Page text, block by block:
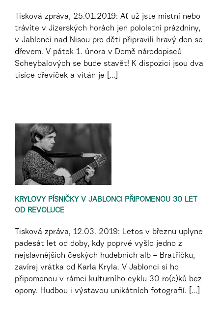
Tisková zpráva, 25.01.2019: Ať už jste místní nebo
trávíte v Jizerských horách jen pololetní prázdniny,
v Jablonci nad Nisou pro děti připravili hravý den se
dřevem. V pátek 1. února v Domě národopisců
Scheybalových se bude stavět! K dispozici jsou dva
tisíce dřevíček a vítán je [...]
KRYLOVY PÍSNIČKY V JABLONCI PŘIPOMENOU 30 LET
OD REVOLUCE
Tisková zpráva, 12.03. 2019: Letos v březnu uplyne
padesát let od doby, kdy poprvé vyšlo jedno z
nejslavnějších českých hudebních alb – Bratříčku,
zavírej vrátka od Karla Kryla. V Jablonci si ho
připomenou v rámci kulturního cyklu 30 ro(c)ků bez
opony. Hudbou i výstavou unikátních fotografií. [...]